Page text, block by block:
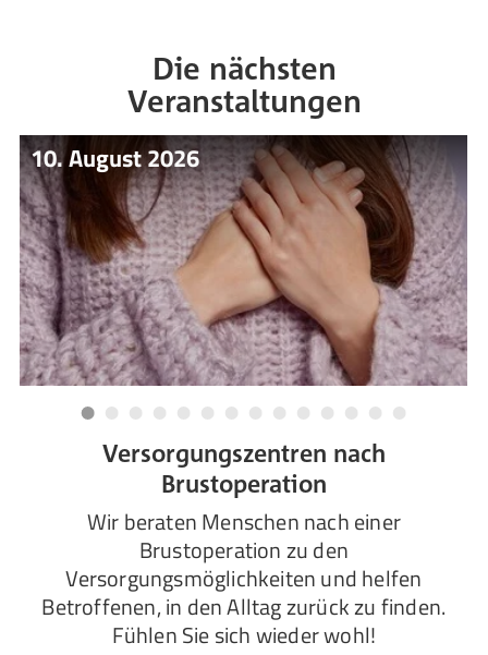
Die nächsten
Veranstaltungen
10. August 2026
Versorgungszentren nach
Brustoperation
Wir beraten Menschen nach einer
Brustoperation zu den
Versorgungsmöglichkeiten und helfen
Betroffenen, in den Alltag zurück zu finden.
Fühlen Sie sich wieder wohl!